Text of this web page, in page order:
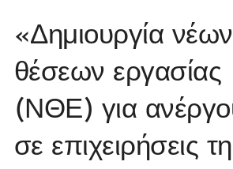
«Δημιουργία νέων
θέσεων εργασίας
(ΝΘΕ) για
σε επιχειρήσεις